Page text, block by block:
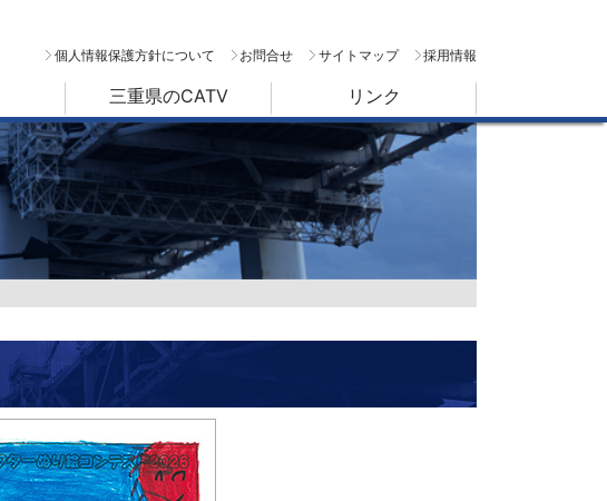
個人情報保護方針について お問合せ サイトマップ 採用情報
三重県のCATV リンク